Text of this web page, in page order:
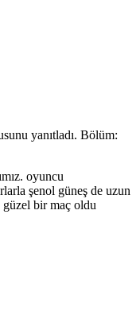
yanıtladı. Bölüm:
oyuncu
şenol güneş de uzun
bir maç oldu